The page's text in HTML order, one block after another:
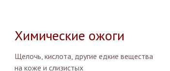
Химические ожоги
Щелочь, кислота, другие едкие вещества
на коже и слизистых